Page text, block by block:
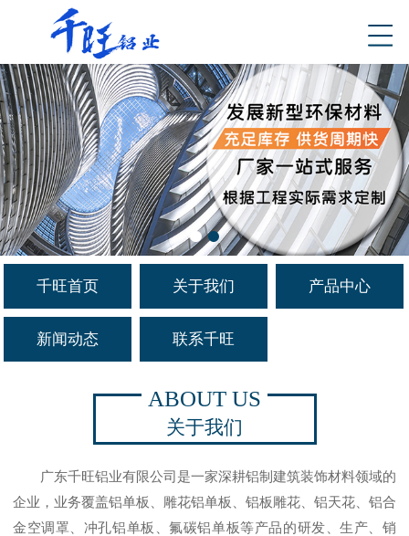
千旺首页 关于我们 产品中心
新闻动态 联系千旺
ABOUT US
关于我们
广东千旺铝业有限公司是一家深耕铝制建筑装饰材料领域的
企业，业务覆盖铝单板、雕花铝单板、铝板雕花、铝天花、铝合
金空调罩、冲孔铝单板、氟碳铝单板等产品的研发、生产、销